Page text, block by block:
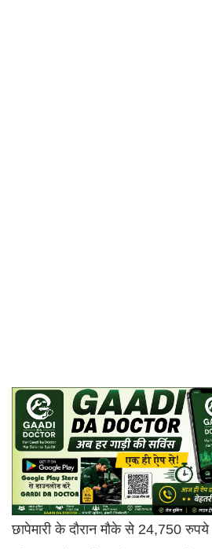
छापेमारी के दौरान मौके से 24,750